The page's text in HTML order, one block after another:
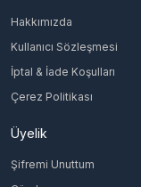
Hakkımızda
Kullanıcı Sözleşmesi
İptal & İade Koşulları
Çerez Politikası
Üyelik
Şifremi Unuttum